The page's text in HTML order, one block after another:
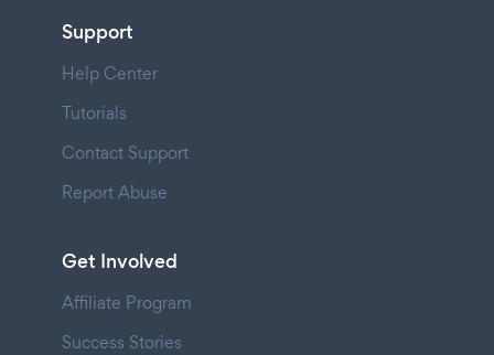
Support
Help Center
Tutorials
Contact Support
Report Abuse
Get Involved
Affiliate Program
Success Stories